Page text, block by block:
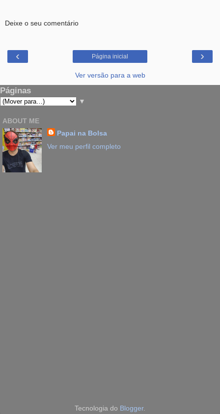
Deixe o seu comentário
‹ ›
Página inicial
Ver versão para a web
Páginas
▼
ABOUT ME
Papai na Bolsa
Ver meu perfil completo
Tecnologia do Blogger.